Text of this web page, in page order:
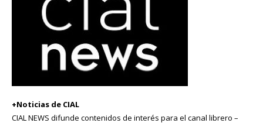
+Noticias de CIAL
CIAL NEWS difunde contenidos de interés para el canal librero –